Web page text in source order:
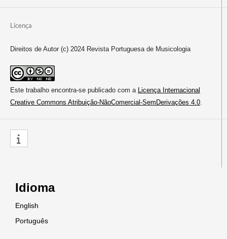
Licença
Direitos de Autor (c) 2024 Revista Portuguesa de Musicologia
Este trabalho encontra-se publicado com a Licença Internacional
Creative Commons Atribuição-NãoComercial-SemDerivações 4.0.
Idioma
English
Português